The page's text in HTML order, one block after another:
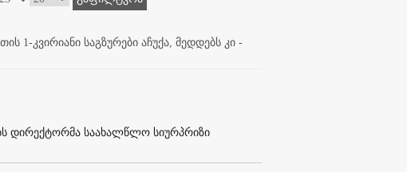
1-კვირიანი საგზურები აჩუქა, მედდებს კი -
დირექტორმა საახალწლო სიურპრიზი